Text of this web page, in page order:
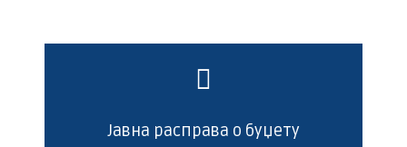
Јавна расправа о буџету